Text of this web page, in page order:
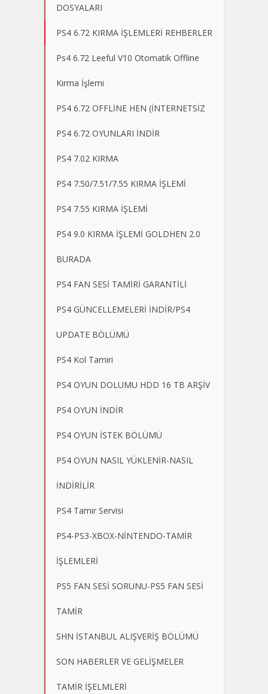
DOSYALARI
PS4 6.72 KIRMA İŞLEMLERİ REHBERLER
Ps4 6.72 Leeful V10 Otomatik Offline
Kırma İşlemi
PS4 6.72 OFFLİNE HEN (İNTERNETSİZ
PS4 6.72 OYUNLARI İNDİR
PS4 7.02 KIRMA
PS4 7.50/7.51/7.55 KIRMA İŞLEMİ
PS4 7.55 KIRMA İŞLEMİ
PS4 9.0 KIRMA İŞLEMİ GOLDHEN 2.0
BURADA
PS4 FAN SESİ TAMİRİ GARANTİLİ
PS4 GÜNCELLEMELERİ İNDİR/PS4
UPDATE BÖLÜMÜ
PS4 Kol Tamiri
PS4 OYUN DOLUMU HDD 16 TB ARŞİV
PS4 OYUN İNDİR
PS4 OYUN İSTEK BÖLÜMÜ
PS4 OYUN NASIL YÜKLENİR-NASIL
İNDİRİLİR
PS4 Tamir Servisi
PS4-PS3-XBOX-NİNTENDO-TAMİR
İŞLEMLERİ
PS5 FAN SESİ SORUNU-PS5 FAN SESİ
TAMİR
SHN İSTANBUL ALIŞVERİŞ BÖLÜMÜ
SON HABERLER VE GELİŞMELER
TAMİR İŞELMLERİ